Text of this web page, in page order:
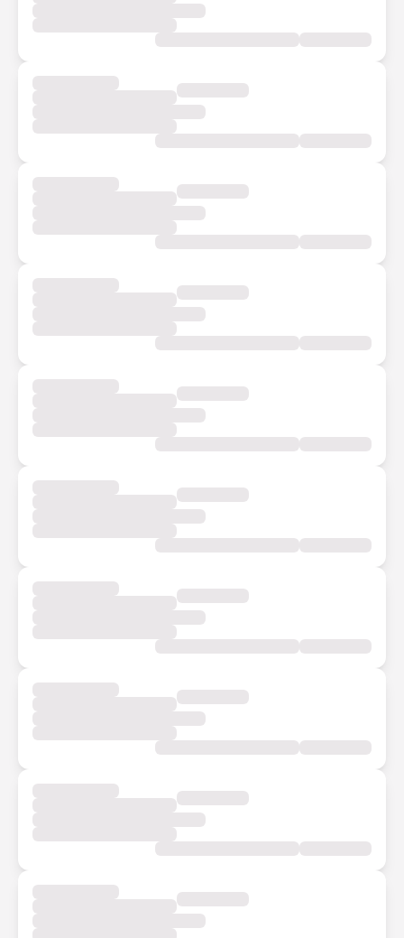
02 x ưu đãi giảm
30% tối đa 50k
*Sau khi đặt vé thành công, thẻ quà sẽ được gửi vào Ưu đãi
> Quà của tôi
59.000đ/3 tháng Spotify Premium
Spotify mang âm nhạc đồng hành cùng bạn trên mọi chuyến
Spotify Premium, 1 khách hàng/lần)
59.000đ/3 tháng nghe nhạc Spotify Premium không
quảng cáo, tải và nghe nhạc offline thoải mái
> Quà của tôi
Combo kết nối giảm đến 20K
Đi xe khách thêm an tâm không lo mất kết nối, nạp đủ 4G/5G
và tiền điện thoại nhé! (Lưu ý: Ưu đãi chỉ dành cho 1 khách
hàng/lần)
Nạp Data 4G/5G - Giảm 30% mọi gói cước
Nạp tiền điện thoại - Giảm 8% tối đa 10K hóa đơn từ
*Sau khi đặt vé thành công, thẻ quà sẽ được gửi vào Ưu đãi
Ưu đãi đặt xe đến 30%
Dù bạn về đâu, hãy để MoMo đưa bạn đi đến nơi, về đến
chốn với ưu đãi đặt xe từ Grab.
02 x ưu đãi giảm
30% tối đa 50k
*Sau khi đặt vé thành công, thẻ quà sẽ được gửi vào Ưu đãi
> Quà của tôi
Spotify mang âm nhạc đồng hành cùng bạn trên mọi chuyến
đi! (Lưu ý: Ưu đãi chỉ dành cho khách hàng chưa từng dùng
Spotify Premium, 1 khách hàng/lần)
59.000đ/3 tháng nghe nhạc Spotify Premium không
quảng cáo, tải và nghe nhạc offline thoải mái
*Sau khi đặt vé thành công, thẻ quà sẽ được gửi vào Ưu đãi